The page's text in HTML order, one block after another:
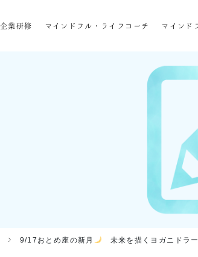
企業研修 マインドフル・ライフコーチ マインド
マイン
マ
私
9/17おとめ座の新月 未来を描くヨガニドラー